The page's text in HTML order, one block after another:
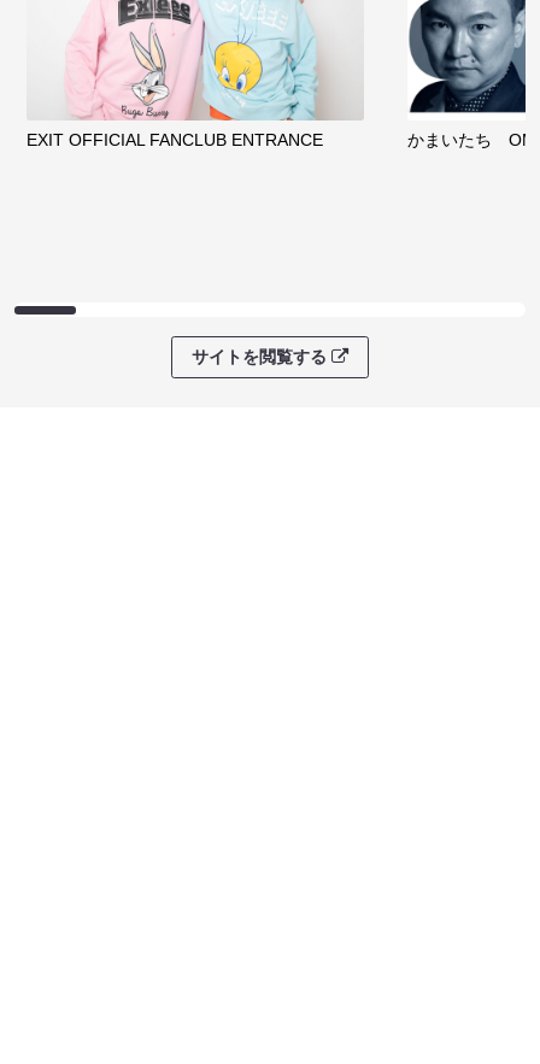
EXIT OFFICIAL FANCLUB ENTRANCE かまいたち
サイトを閲覧する